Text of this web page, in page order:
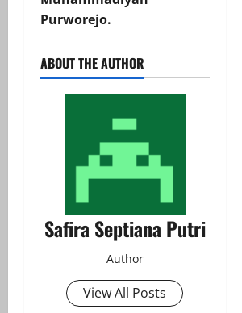
Purworejo.
ABOUT THE AUTHOR
Safira Septiana Putri
Author
View All Posts